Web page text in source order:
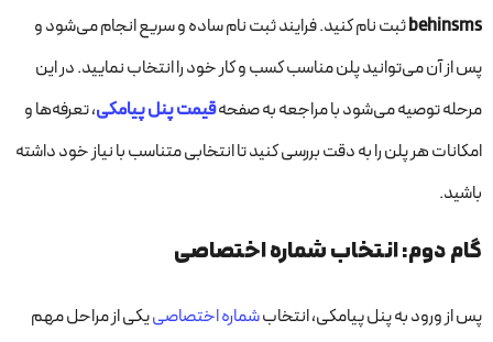
behinsmsثبت نام کنید. فرایند ثبت نام ساده و سریع انجام می‌شود و
پس از آن می‌توانید پلن مناسب کسب و کار خود را انتخاب نمایید. در این
مرحله توصیه می‌شود با مراجعه به صفحهقیمت پنل پیامکی، تعرفه‌ها و
امکانات هر پلن را به دقت بررسی کنید تا انتخابی متناسب با نیاز خود داشته
باشید.
گام دوم: انتخاب شماره اختصاصی
پس از ورود به پنل پیامکی، انتخابشماره اختصاصییکی از مراحل مهم